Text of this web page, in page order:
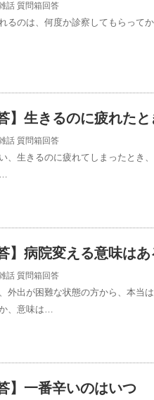
話 質問箱回答
るのは、何度か診察してもらって
】生きるのに疲れたと
話 質問箱回答
、生きるのに疲れてしまったとき
…
】病院変える意味はあ
話 質問箱回答
外出が困難な状態の方から、本当
、意味は…
】一番辛いのはいつ